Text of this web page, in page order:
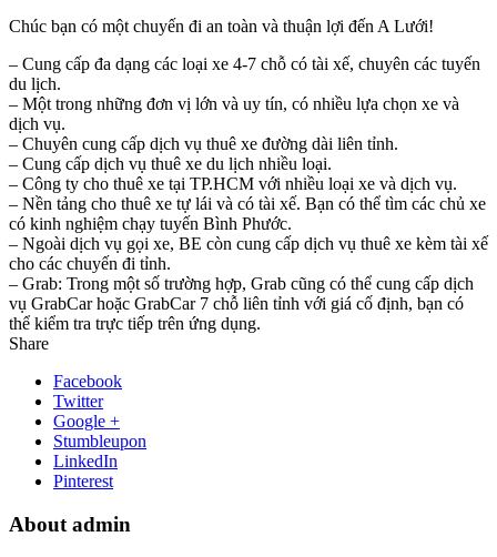
Chúc bạn có một chuyến đi an toàn và thuận lợi đến A Lưới!
– Cung cấp đa dạng các loại xe 4-7 chỗ có tài xế, chuyên các tuyến
du lịch.
– Một trong những đơn vị lớn và uy tín, có nhiều lựa chọn xe và
dịch vụ.
– Chuyên cung cấp dịch vụ thuê xe đường dài liên tỉnh.
– Cung cấp dịch vụ thuê xe du lịch nhiều loại.
– Công ty cho thuê xe tại TP.HCM với nhiều loại xe và dịch vụ.
– Nền tảng cho thuê xe tự lái và có tài xế. Bạn có thể tìm các chủ xe
có kinh nghiệm chạy tuyến Bình Phước.
– Ngoài dịch vụ gọi xe, BE còn cung cấp dịch vụ thuê xe kèm tài xế
cho các chuyến đi tỉnh.
– Grab: Trong một số trường hợp, Grab cũng có thể cung cấp dịch
vụ GrabCar hoặc GrabCar 7 chỗ liên tỉnh với giá cố định, bạn có
thể kiểm tra trực tiếp trên ứng dụng.
Share
Facebook
Twitter
Google +
Stumbleupon
LinkedIn
Pinterest
About admin